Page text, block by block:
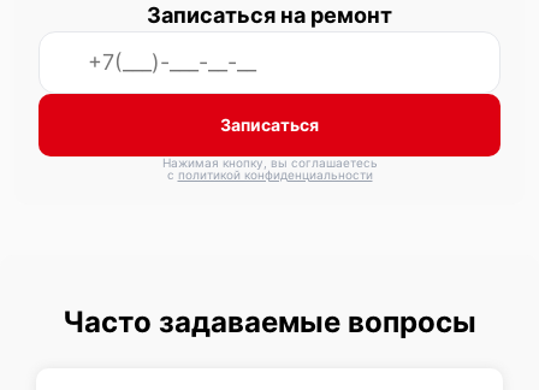
Записаться на ремонт
Записаться
Нажимая кнопку, вы соглашаетесь
с политикой конфиденциальности
Часто задаваемые вопросы